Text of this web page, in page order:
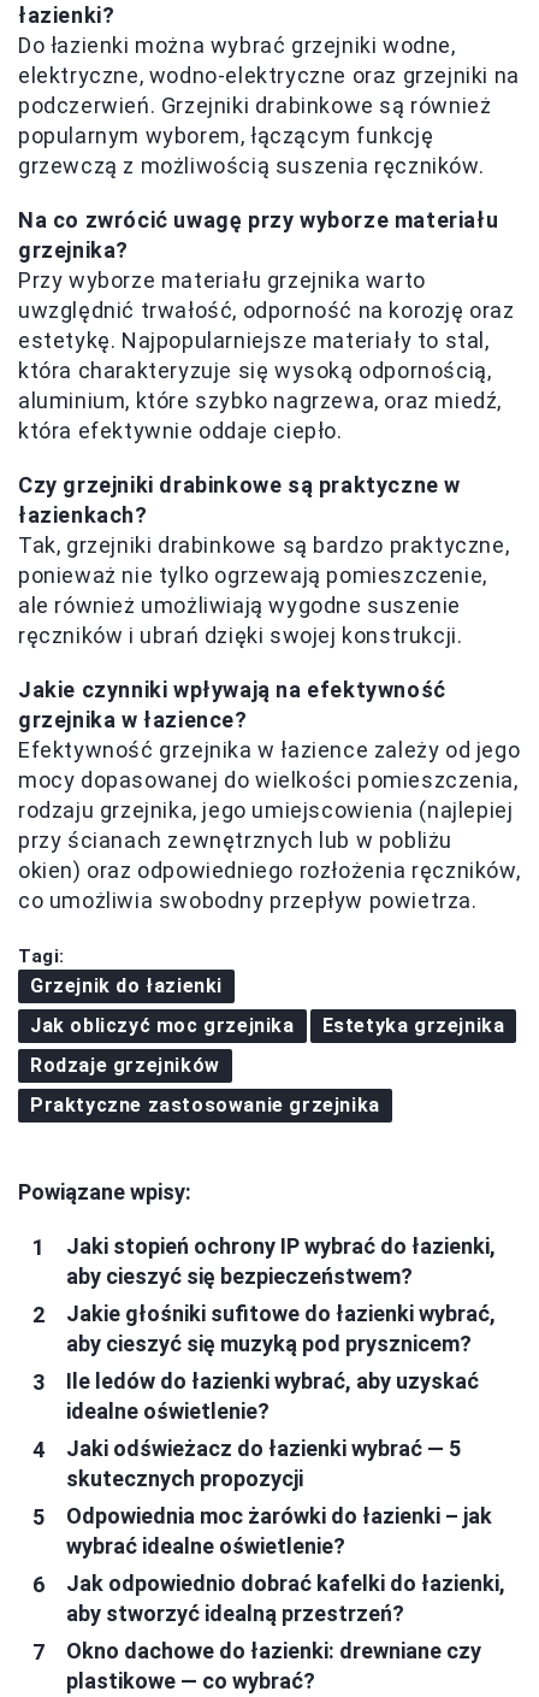
łazienki?
Do łazienki można wybrać grzejniki wodne,
elektryczne, wodno-elektryczne oraz grzejniki na
podczerwień. Grzejniki drabinkowe są również
popularnym wyborem, łączącym funkcję
grzewczą z możliwością suszenia ręczników.
Na co zwrócić uwagę przy wyborze materiału
grzejnika?
Przy wyborze materiału grzejnika warto
uwzględnić trwałość, odporność na korozję oraz
estetykę. Najpopularniejsze materiały to stal,
która charakteryzuje się wysoką odpornością,
aluminium, które szybko nagrzewa, oraz miedź,
która efektywnie oddaje ciepło.
Czy grzejniki drabinkowe są praktyczne w
łazienkach?
Tak, grzejniki drabinkowe są bardzo praktyczne,
ponieważ nie tylko ogrzewają pomieszczenie,
ale również umożliwiają wygodne suszenie
ręczników i ubrań dzięki swojej konstrukcji.
Jakie czynniki wpływają na efektywność
grzejnika w łazience?
Efektywność grzejnika w łazience zależy od jego
mocy dopasowanej do wielkości pomieszczenia,
rodzaju grzejnika, jego umiejscowienia (najlepiej
przy ścianach zewnętrznych lub w pobliżu
okien) oraz odpowiedniego rozłożenia ręczników,
co umożliwia swobodny przepływ powietrza.
Tagi:
Grzejnik do łazienki
Jak obliczyć moc grzejnika
Estetyka grzejnika
Rodzaje grzejników
Praktyczne zastosowanie grzejnika
Powiązane wpisy:
Jaki stopień ochrony IP wybrać do łazienki,
aby cieszyć się bezpieczeństwem?
Jakie głośniki sufitowe do łazienki wybrać,
aby cieszyć się muzyką pod prysznicem?
Ile ledów do łazienki wybrać, aby uzyskać
idealne oświetlenie?
Jaki odświeżacz do łazienki wybrać — 5
skutecznych propozycji
Odpowiednia moc żarówki do łazienki – jak
wybrać idealne oświetlenie?
Jak odpowiednio dobrać kafelki do łazienki,
aby stworzyć idealną przestrzeń?
Okno dachowe do łazienki: drewniane czy
plastikowe — co wybrać?